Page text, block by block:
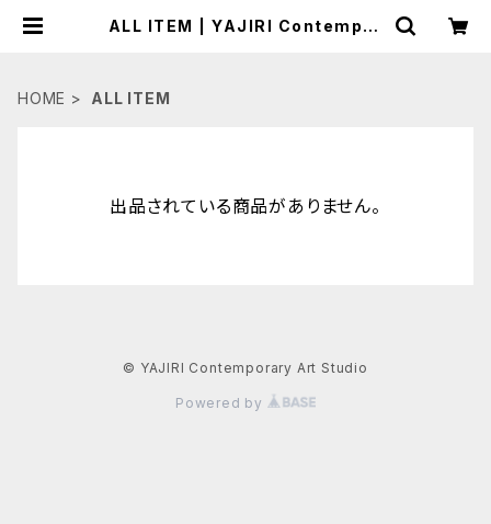
ALL ITEM | YAJIRI Contempor
HOME ALL ITEM
出品されている商品がありません。
© YAJIRI Contemporary Art Studio
Powered by